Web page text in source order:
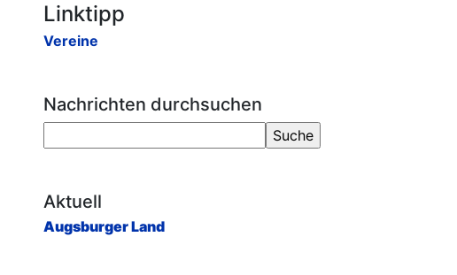
Linktipp
Vereine
Nachrichten durchsuchen
Aktuell
Augsburger Land